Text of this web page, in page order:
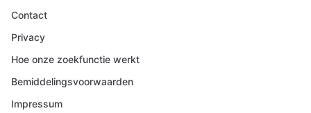
Contact
Privacy
Hoe onze zoekfunctie werkt
Bemiddelingsvoorwaarden
Impressum